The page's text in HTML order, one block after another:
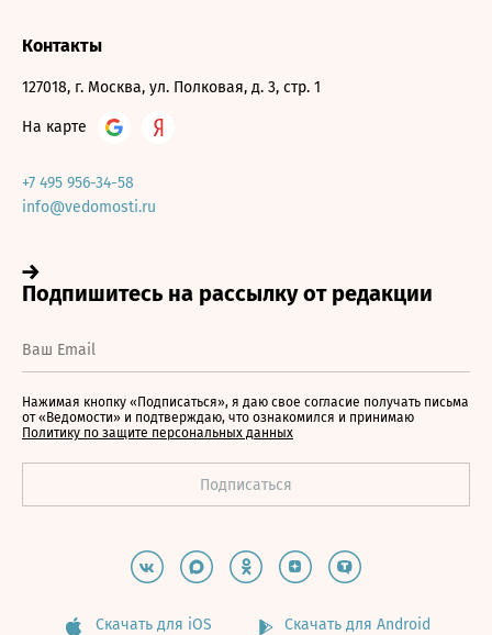
Контакты
127018, г. Москва, ул. Полковая, д. 3, стр. 1
На карте
+7 495 956-34-58
info@vedomosti.ru
Нажимая кнопку «Подписаться», я даю свое согласие получать письма
от «Ведомости» и подтверждаю, что ознакомился и принимаю
Политику по защите персональных данных
Скачать для iOS Скачать для Android